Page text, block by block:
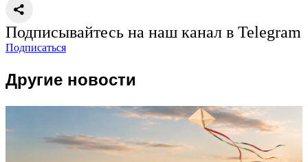
Подписывайтесь на наш канал в Telegram
Подписаться
Другие новости